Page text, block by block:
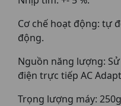
Cơ chế hoạt động: tự
động.
Nguồn năng lượng:
điện trực tiếp AC
Trọng lượng máy: